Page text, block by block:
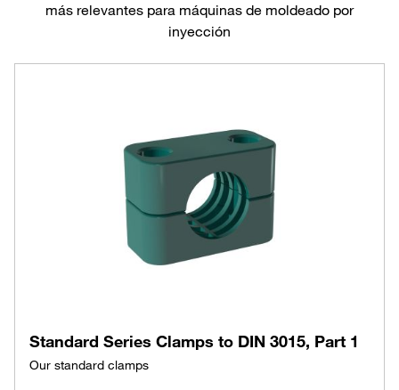
más relevantes para máquinas de moldeado por
inyección
Standard Series Clamps to DIN 3015, Part 1
Our standard clamps